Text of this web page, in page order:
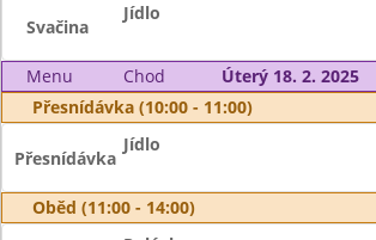
Svačina
Jídlo
Menu Chod
Úterý 18. 2. 2025
Přesnídávka (10:00 - 11:00)
Přesnídávka
Jídlo
Oběd (11:00 - 14:00)